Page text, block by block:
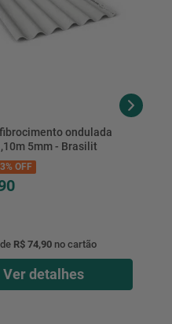
ou adaptações
ondulada
5mm - Brasilit
OFF
de R$ 74,90 no cartão
Ver detalhes